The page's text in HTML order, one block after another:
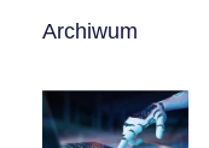
Archiwum